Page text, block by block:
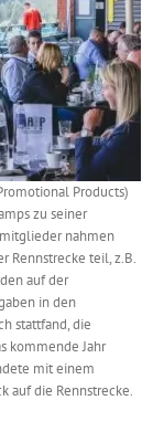
Products)
zu seiner
nahmen
Rennstrecke teil, z.B.
auf der
in den
stattfand, die
kommende Jahr
mit einem
auf die Rennstrecke.